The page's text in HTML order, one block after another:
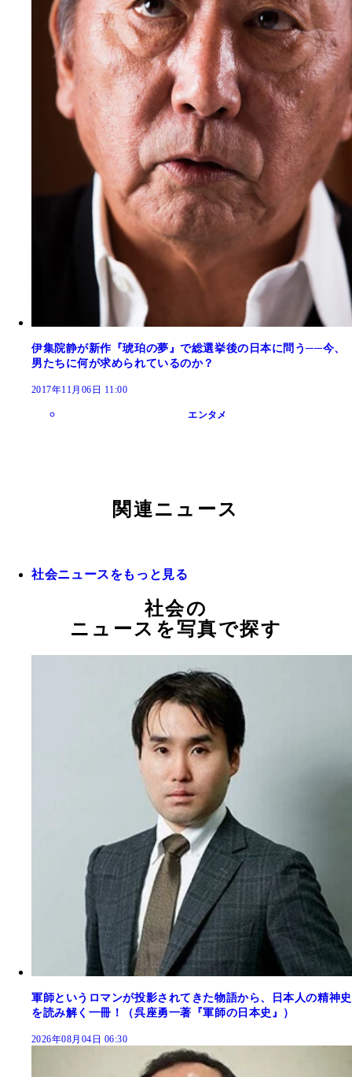
伊集院静が新作『琥珀の夢』で総選挙後の日本に問う──今、
男たちに何が求められているのか？
2017年11月06日 11:00
エンタメ
関連ニュース
社会ニュースをもっと見る
社会の
ニュースを写真で探す
軍師というロマンが投影されてきた物語から、日本人の精神史
を読み解く一冊！（呉座勇一著『軍師の日本史』）
2026年08月04日 06:30